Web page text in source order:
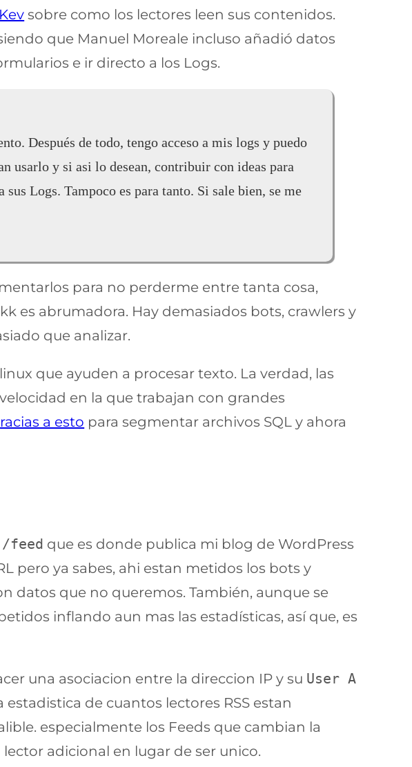
Kev sobre como los lectores leen sus contenidos.
que Manuel Moreale incluso añadió datos
e ir directo a los Logs.
Después de todo, tengo acceso a mis logs y puedo
usarlo y si asi lo desean, contribuir con ideas para
Logs. Tampoco es para tanto. Si sale bien, se me
para no perderme entre tanta cosa,
es abrumadora. Hay demasiados bots, crawlers y
que analizar.
que ayuden a procesar texto. La verdad, las
en la que trabajan con grandes
a esto para segmentar archivos SQL y ahora
/feed que es donde publica mi blog de WordPress
pero ya sabes, ahi estan metidos los bots y
datos que no queremos. También, aunque se
inflando aun mas las estadísticas, así que, es
una asociacion entre la direccion IP y su User A
de cuantos lectores RSS estan
especialmente los Feeds que cambian la
adicional en lugar de ser unico.